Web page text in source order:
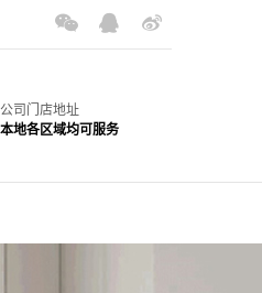
公司门店地址
本地各区域均可服务